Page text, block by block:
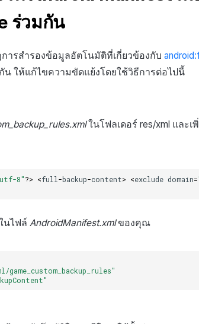
ร่วมกัน
รสำรองข้อมูลอัตโนมัติที่เกี่ยวข้องกับ
น ให้แก้ไขความขัดแย้งโดยใช้วิธีการต่อไปนี้
ในโฟลเดอร์ res/xml และ
8"?> <full-backup-content> <exclude domain=
นไฟล์ AndroidManifest.xmlของคุณ
game_custom_backup_rules"